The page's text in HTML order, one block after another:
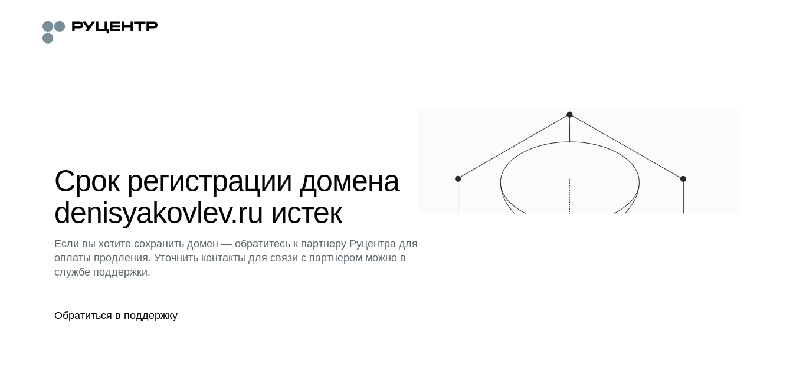
Срок регистрации домена
denisyakovlev.ru истек
Если вы хотите сохранить домен — обратитесь к партнеру Руцентра для
оплаты продления. Уточнить контакты для связи с партнером можно в
службе поддержки.
Обратиться в поддержку